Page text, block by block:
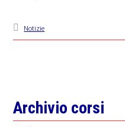
Notizie
Primary
Archivio corsi